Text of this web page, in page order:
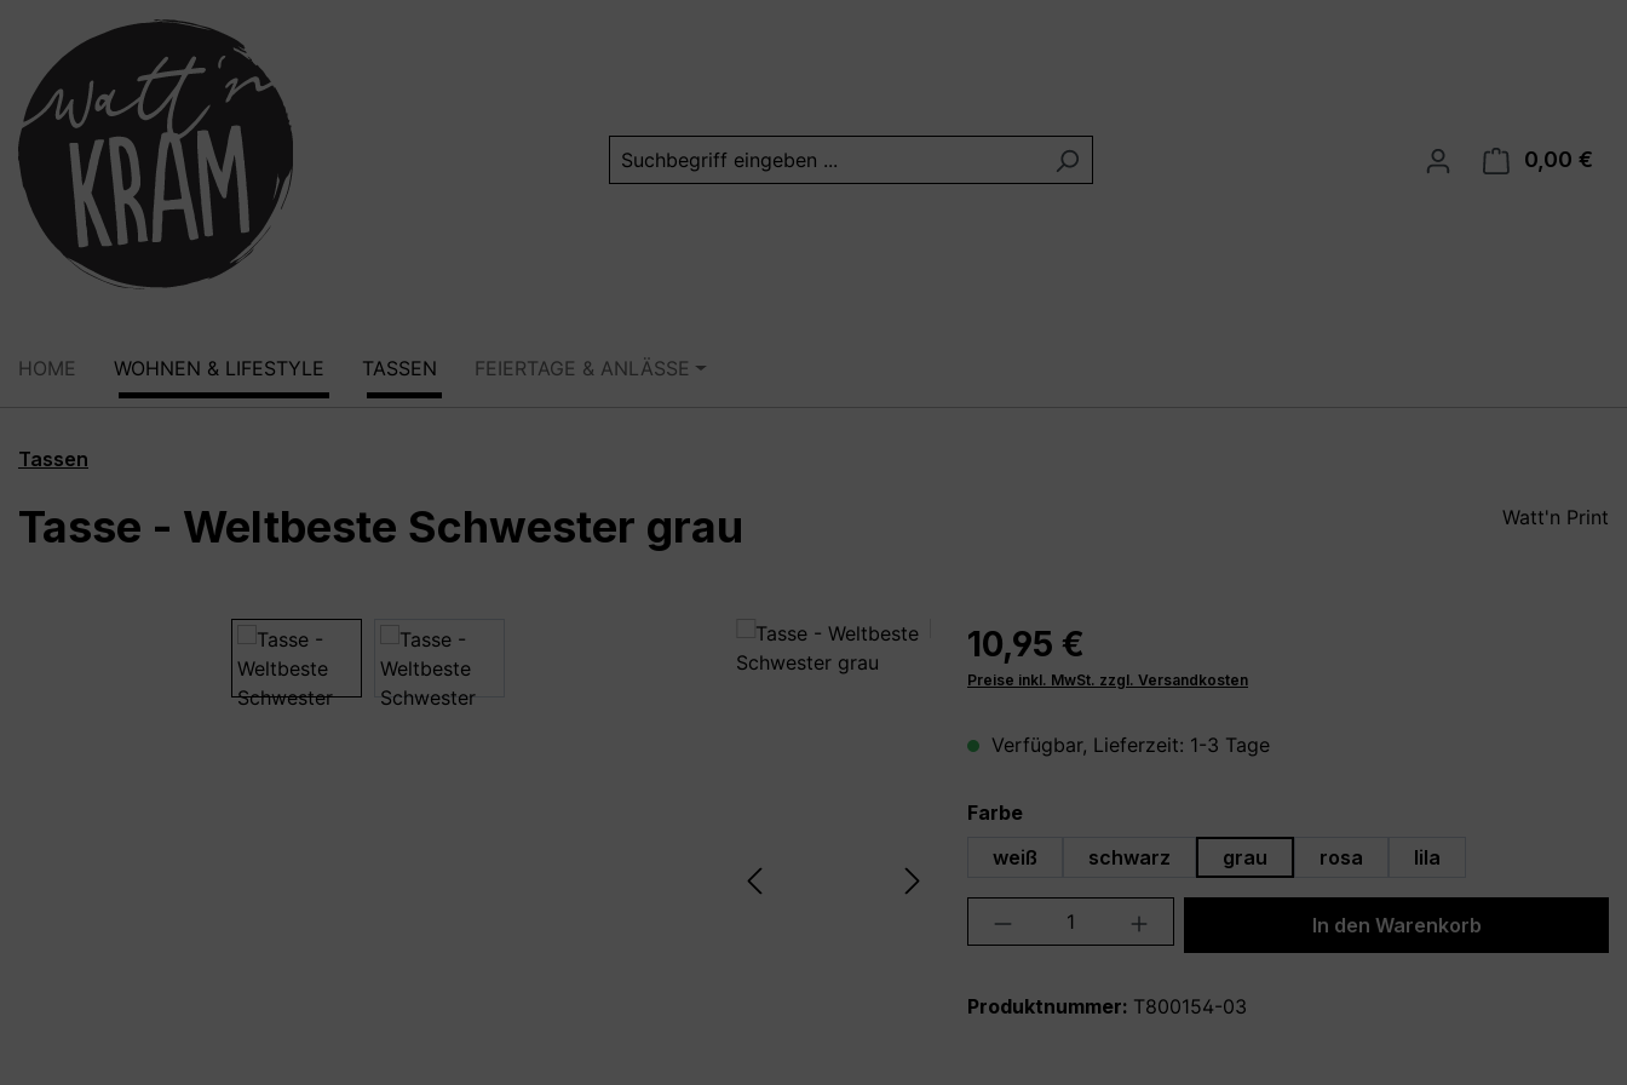
Zur Hauptnavigation springen
0,00 €
HOME WOHNEN & LIFESTYLE TASSEN FEIERTAGE & ANLÄSSE
Tassen
Tasse - Weltbeste Schwester grau Watt'n Print
10,95 €
Preise inkl. MwSt. zzgl. Versandkosten
Verfügbar, Lieferzeit: 1-3 Tage
Farbeauswählen
weiß
schwarz grau rosa lila
Produkt Anzahl: Gib den gewünschten Wert
In den Warenkorb
Produktnummer: T800154-03